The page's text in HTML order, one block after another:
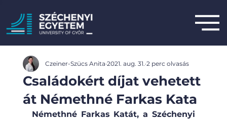
Családokért díjat vehetett
át Némethné Farkas Kata
Czeiner-Szücs Anita 2021. aug. 31. 2 perc olvasás
Némethné Farkas Katát, a Széchenyi